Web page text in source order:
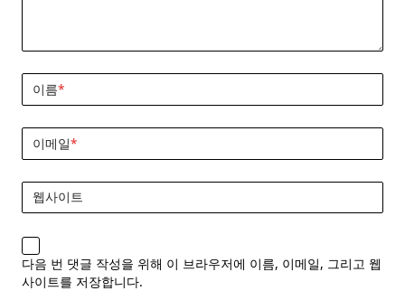
이름*
이메일*
웹사이트
다음 번 댓글 작성을 위해 이 브라우저에 이름, 이메일, 그리고 웹
사이트를 저장합니다.